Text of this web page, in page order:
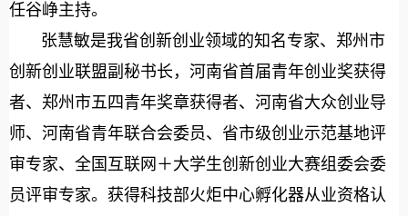
任谷峥主持。
张慧敏是我省创新创业领域的知名专家、 郑州市
创新创业联盟副秘书长，河南省首届青年创业奖获得
者、郑州市五四青年奖章获得者、河南省大众创业导
师、河南省青年联合会委员、省市级创业示范基地评
审专家、全国互联网＋大学生创新创业大赛组委会委
员评审专家。获得科技部火炬中心孵化器从业资格认